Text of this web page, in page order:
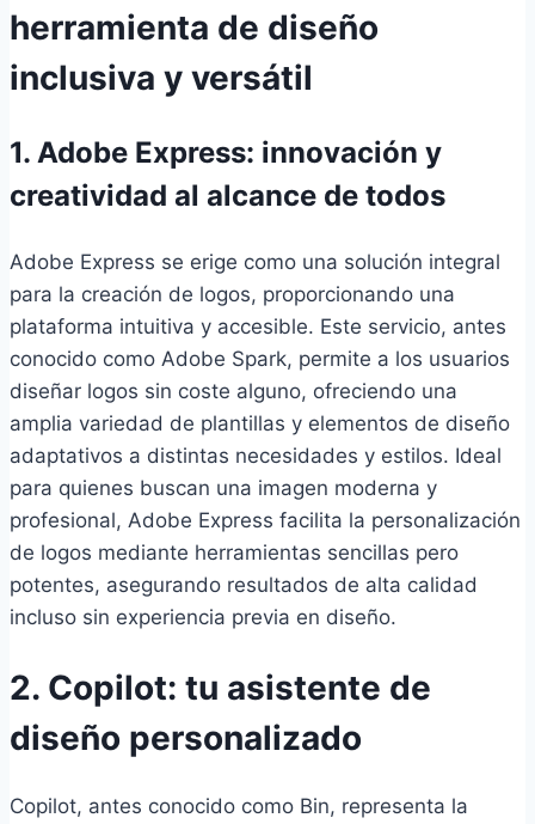
herramienta de diseño
inclusiva y versátil
1. Adobe Express: innovación y
creatividad al alcance de todos
Adobe Express se erige como una solución integral
para la creación de logos, proporcionando una
plataforma intuitiva y accesible. Este servicio, antes
conocido como Adobe Spark, permite a los usuarios
diseñar logos sin coste alguno, ofreciendo una
amplia variedad de plantillas y elementos de diseño
adaptativos a distintas necesidades y estilos. Ideal
para quienes buscan una imagen moderna y
profesional, Adobe Express facilita la personalización
de logos mediante herramientas sencillas pero
potentes, asegurando resultados de alta calidad
incluso sin experiencia previa en diseño.
2. Copilot: tu asistente de
diseño personalizado
Copilot, antes conocido como Bin, representa la